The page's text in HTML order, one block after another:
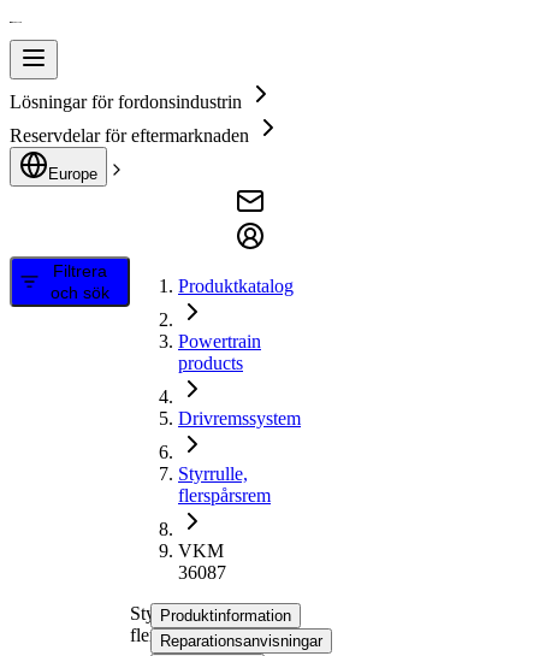
Lösningar för fordonsindustrin
Reservdelar för eftermarknaden
Europe
Filtrera
och sök
Produktkatalog
Powertrain
products
Drivremssystem
Styrrulle,
flerspårsrem
VKM
36087
Styrrulle,
flerspårsrem
Produktinformation
Reparationsanvisningar